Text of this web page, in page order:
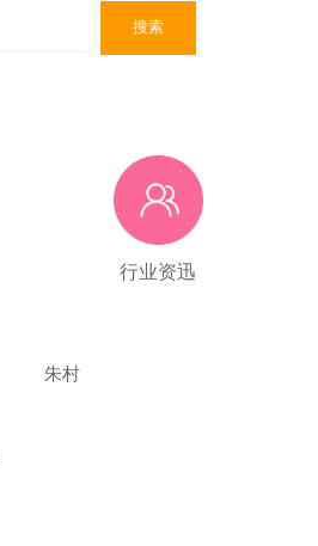
搜索
行业资迅
朱村